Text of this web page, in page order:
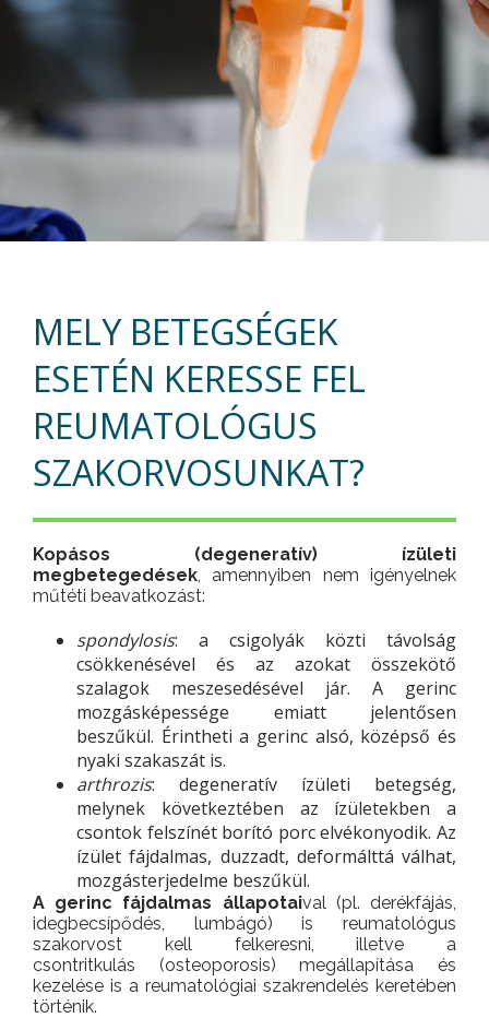
MELY BETEGSÉGEK
ESETÉN KERESSE FEL
REUMATOLÓGUS
SZAKORVOSUNKAT?
Kopásos (degeneratív) ízületi
megbetegedések , amennyiben nem igényelnek
műtéti beavatkozást:
spondylosis: a csigolyák közti távolság
csökkenésével és az azokat összekötő
szalagok meszesedésével jár. A gerinc
mozgásképessége emiatt jelentősen
beszűkül. Érintheti a gerinc alsó, középső és
nyaki szakaszát is.
arthrozis: degeneratív ízületi betegség,
melynek következtében az ízületekben a
csontok felszínét borító porc elvékonyodik. Az
ízület fájdalmas, duzzadt, deformálttá válhat,
mozgásterjedelme beszűkül.
A gerinc fájdalmas állapotaival (pl. derékfájás,
idegbecsípődés, lumbágó) is reumatológus
szakorvost kell felkeresni, illetve a
csontritkulás (osteoporosis) megállapítása és
kezelése is a reumatológiai szakrendelés keretében
történik.